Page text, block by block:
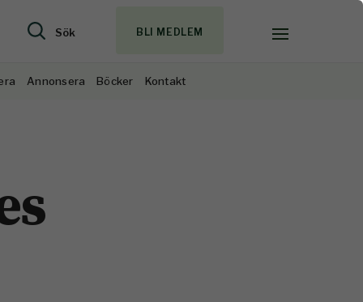
Sök BLI MEDLEM
Annonsera Böcker Kontakt